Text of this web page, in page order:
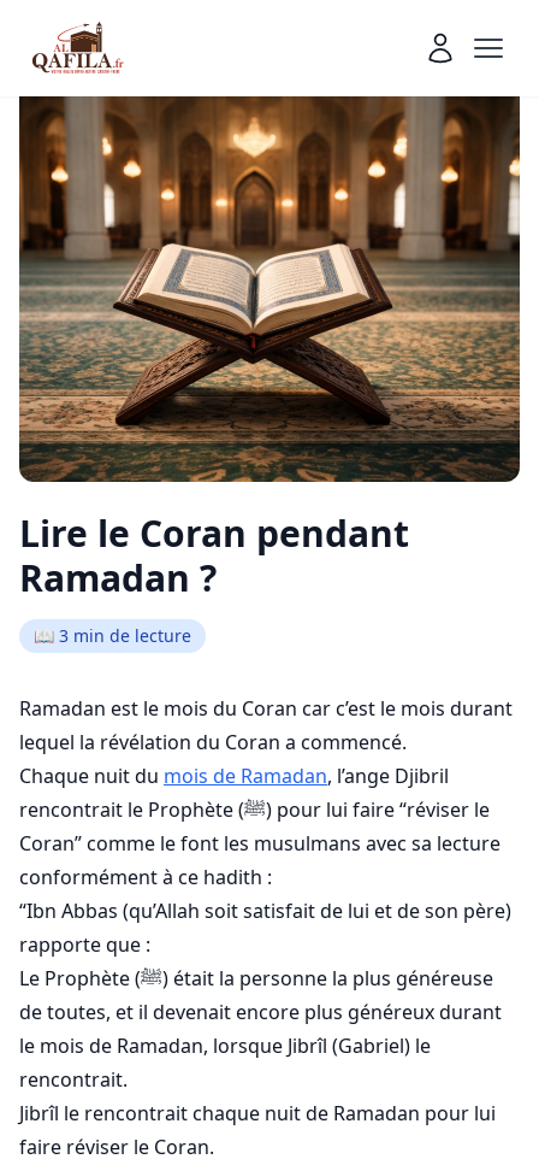
Lire le Coran pendant
Ramadan ?
📖 3 min de lecture
Ramadan est le mois du Coran car c’est le mois durant
lequel la révélation du Coran a commencé.
Chaque nuit du mois de Ramadan, l’ange Djibril
rencontrait le Prophète (ﷺ) pour lui faire “réviser le
Coran” comme le font les musulmans avec sa lecture
conformément à ce hadith :
“Ibn Abbas (qu’Allah soit satisfait de lui et de son père)
rapporte que :
Le Prophète (ﷺ) était la personne la plus généreuse
de toutes, et il devenait encore plus généreux durant
le mois de Ramadan, lorsque Jibrîl (Gabriel) le
rencontrait.
Jibrîl le rencontrait chaque nuit de Ramadan pour lui
faire réviser le Coran.